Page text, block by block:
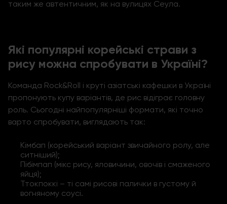
таким же автентичним, як на вулицях Сеула.
Які популярні корейські страви з
рису можна спробувати в Україні?
Команда Rock&Roll і круті азіатські кафешки в Україні
пропонують купу варіантів, де рис відіграє головну
роль. Сьогодні найпопулярніші формати, які точно
варто спробувати, виглядають так:
Кімбап (корейський варіант звичайного ролу, але
ситніший);
Пібімпап (мікс рису, яловичини, овочів і смаженого
яйця);
Ттокпоккі – ті самі рисові палички в густому й
вогняному соусі.